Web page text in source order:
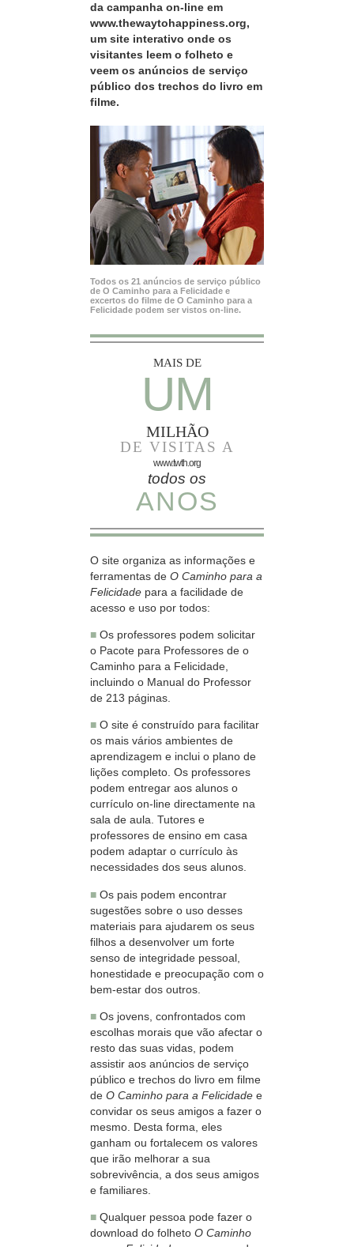
da campanha on‑line em
www.thewaytohappiness.org,
um site interativo onde os
visitantes leem o folheto e
veem os anúncios de serviço
público dos trechos do livro em
filme.
Todos os 21 anúncios de serviço público
de O Caminho para a Felicidade e
excertos do filme de O Caminho para a
Felicidade podem ser vistos on‑line.
MAIS DE
UM
MILHÃO
DE VISITAS A
www.twth.org
todos os
ANOS
O site organiza as informações e
ferramentas de O Caminho para a
Felicidade para a facilidade de
acesso e uso por todos:
■ Os professores podem solicitar
o Pacote para Professores de o
Caminho para a Felicidade,
incluindo o Manual do Professor
de 213 páginas.
■ O site é construído para facilitar
os mais vários ambientes de
aprendizagem e inclui o plano de
lições completo. Os professores
podem entregar aos alunos o
currículo on‑line directamente na
sala de aula. Tutores e
professores de ensino em casa
podem adaptar o currículo às
necessidades dos seus alunos.
■ Os pais podem encontrar
sugestões sobre o uso desses
materiais para ajudarem os seus
filhos a desenvolver um forte
senso de integridade pessoal,
honestidade e preocupação com o
bem‑estar dos outros.
■ Os jovens, confrontados com
escolhas morais que vão afectar o
resto das suas vidas, podem
assistir aos anúncios de serviço
público e trechos do livro em filme
de O Caminho para a Felicidade e
convidar os seus amigos a fazer o
mesmo. Desta forma, eles
ganham ou fortalecem os valores
que irão melhorar a sua
sobrevivência, a dos seus amigos
e familiares.
■ Qualquer pessoa pode fazer o
download do folheto O Caminho